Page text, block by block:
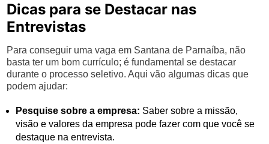
Dicas para se Destacar nas
Entrevistas
Para conseguir uma vaga em Santana de Parnaíba, não
basta ter um bom currículo; é fundamental se destacar
durante o processo seletivo. Aqui vão algumas dicas que
podem ajudar:
Pesquise sobre a empresa: Saber sobre a missão,
visão e valores da empresa pode fazer com que você se
destaque na entrevista.